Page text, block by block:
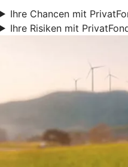
Ihre Chancen mit
Ihre Risiken mit